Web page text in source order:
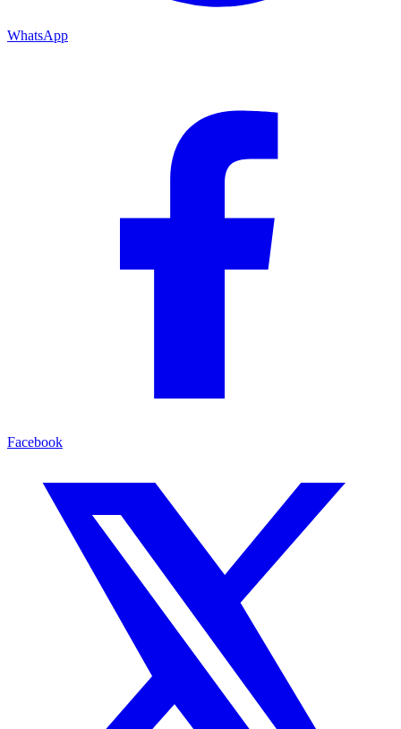
WhatsApp
Facebook